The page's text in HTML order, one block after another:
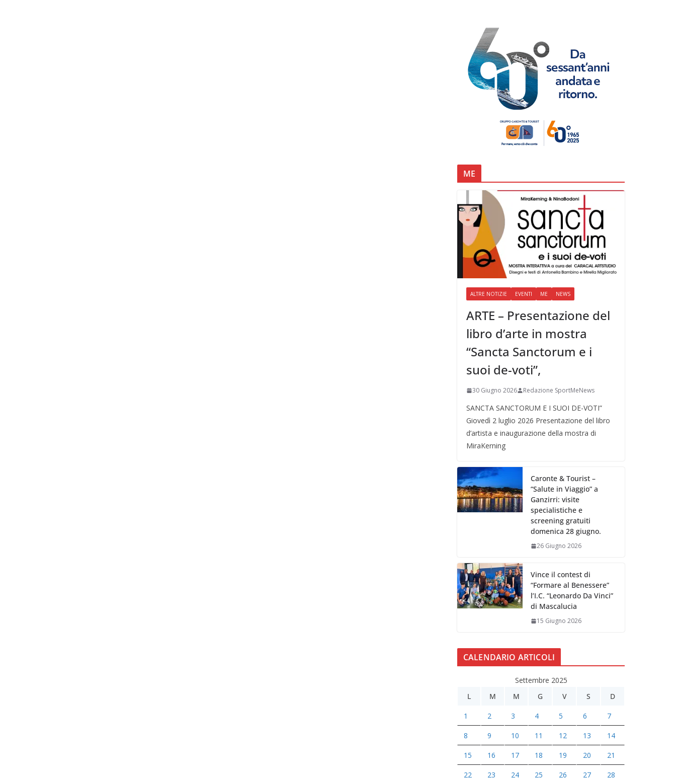
ME
ALTRE NOTIZIE EVENTI ME NEWS
ARTE – Presentazione del
libro d’arte in mostra
“Sancta Sanctorum e i
suoi de-voti”,
30 Giugno 2026 Redazione SportMeNews
SANCTA SANCTORUM E I SUOI DE-VOTI”
Giovedì 2 luglio 2026 Presentazione del libro
d’artista e inaugurazione della mostra di
MiraKerning
Caronte & Tourist –
“Salute in Viaggio” a
Ganzirri: visite
specialistiche e
screening gratuiti
domenica 28 giugno.
26 Giugno 2026
Vince il contest di
“Formare al Benessere”
l’I.C. “Leonardo Da Vinci”
di Mascalucia
15 Giugno 2026
CALENDARIO ARTICOLI
Settembre 2025
L
M M G V S D
1 2 3 4 5 6 7
8 9 10 11 12 13 14
15 16 17 18 19 20 21
22 23 24 25 26 27 28